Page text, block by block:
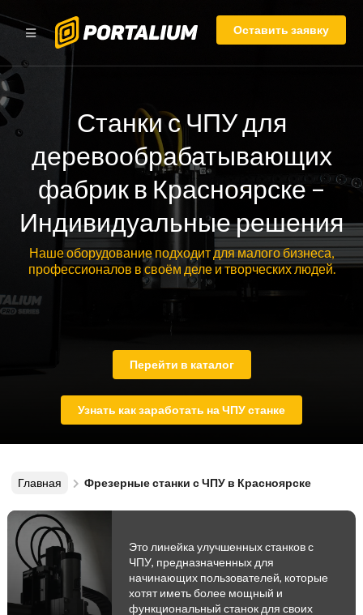
Оставить заявку
Станки с ЧПУ для
деревообрабатывающих
фабрик в Красноярске –
Индивидуальные решения
Наше оборудование подходит для малого бизнеса,
профессионалов в своём деле и творческих людей.
Перейти в каталог
Узнать как заработать на ЧПУ станке
Главная Фрезерные станки с ЧПУ в Красноярске
Это линейка улучшенных станков с
ЧПУ, предназначенных для
начинающих пользователей, которые
хотят иметь более мощный и
функциональный станок для своих